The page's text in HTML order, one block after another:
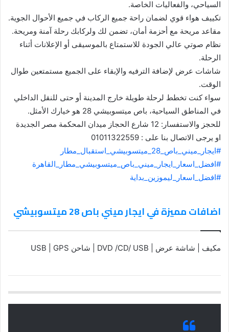
السياحي، والفعاليات الخاصة.
تكييف هواء قوي لضمان راحة جميع الركاب في جميع الأحوال الجوية.
مقاعد مريحة مع أحزمة أمان، تضمن لك ولركابك رحلة آمنة ومريحة.
نظام صوتي عالي الجودة للاستمتاع بالموسيقى أو الإعلانات أثناء
الرحلة.
شاشات عرض لإضافة الترفيه والإبقاء على الجميع مستمتعين طوال
الوقت.
سواء كنت تخطط لرحلة طويلة خارج المدينة أو حتى للنقل الداخلي
في المناطق السياحية، باص ميتسوبيشي 28 هو خيارك الأمثل.
للحجز والاستفسار: 12 شارع الحجاز ميدان المحكمة مصر الجديدة
او يرجى الاتصال بنا على : 01011322559
#ايجار_ميني_باص_28_ميتسوبيشي_استقبال_مطار
#افضل_اسعار_ايجار_ميني_باص_ميتسوبيشي_مطار_القاهرة
#افضل_اسعار_ليموزين_بداية
اضافات مميزة في ايجار ميني باص 28 ميتسوبيشي
مكيف | شاشة عرض | DVD /CD/ USB | شاحن USB | GPS